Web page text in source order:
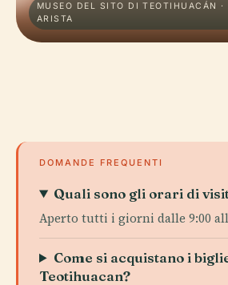
MUSEO DEL SITO DI TEOTIHUACÁN ·
ARISTA
DOMANDE FREQUENTI
Quali sono gli orari di
Aperto tutti i giorni dalle 9:00
Come si acquistano i
Teotihuacan?